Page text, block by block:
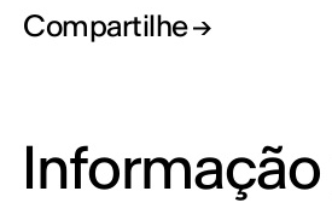
Compartilhe